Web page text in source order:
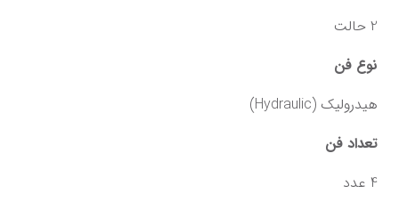
2 حالت
نوع فن
هیدرولیک (Hydraulic)
تعداد فن
4 عدد